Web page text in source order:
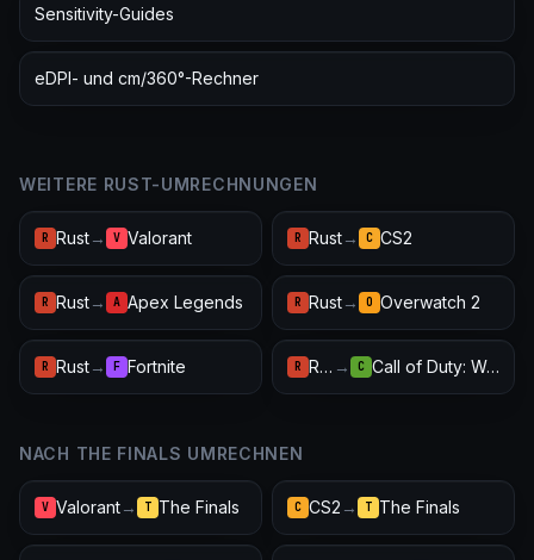
Sensitivity-Guides
eDPI- und cm/360°-Rechner
WEITERE RUST-UMRECHNUNGEN
R Rust→ V Valorant R Rust→ C CS2
R Rust→ A Apex Legends R Rust→ O Overwatch 2
R Rust→ F Fortnite R Rust → C Call of Duty: Warzone
NACH THE FINALS UMRECHNEN
V Valorant→ T The Finals C CS2 → T The Finals